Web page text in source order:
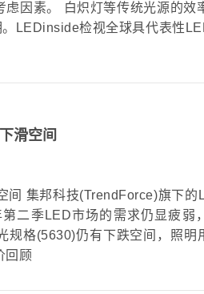
因素。 白炽灯等传统光源的效
LEDinside检视全球具代表性
滑空间
间 集邦科技(TrendForce)旗下的
二季LED市场的需求仍显疲弱
规格(5630)仍有下跌空间，照明
回顾